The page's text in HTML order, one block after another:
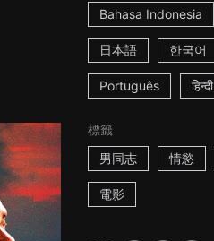
Bahasa Indonesia
日本語 한국어
Português हिन्दी
標籤
男同志
情慾
電影